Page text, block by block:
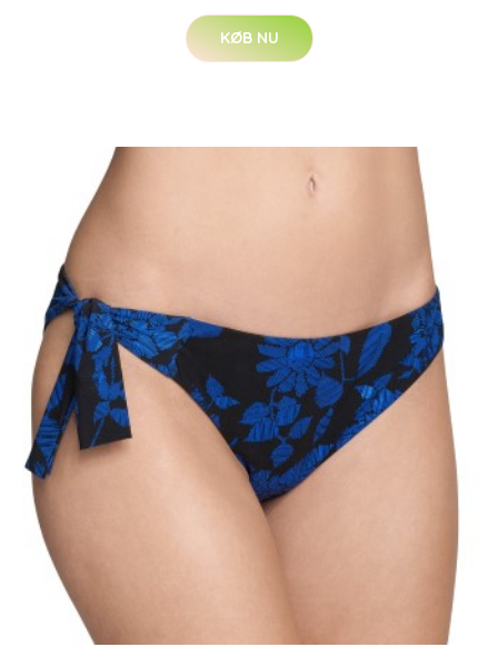
KØB NU